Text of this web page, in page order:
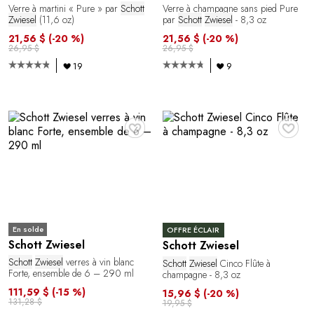
Verre à martini « Pure » par Schott
Zwiesel (11,6 oz)
21,56 $ (-20 %)
26,95 $
19
Verre à champagne sans pied Pure
par Schott Zwiesel - 8,3 oz
21,56 $ (-20 %)
26,95 $
9
♥
En solde
Schott Zwiesel
Schott Zwiesel verres à vin blanc
Forte, ensemble de 6 – 290 ml
111,59 $ (-15 %)
131,28 $
♥
OFFRE ÉCLAIR
Schott Zwiesel
Schott Zwiesel Cinco Flûte à
champagne - 8,3 oz
15,96 $ (-20 %)
19,95 $